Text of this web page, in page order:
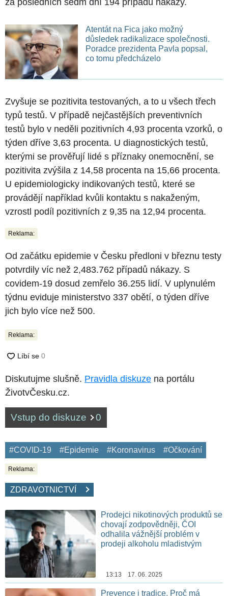
Atentát na Fica jako možný
důsledek radikalizace společnosti.
Poradce prezidenta Pavla popsal,
co tomu předcházelo
Zvyšuje se pozitivita testovaných, a to u všech třech
typů testů. V případě nejčastějších preventivních
testů bylo v neděli pozitivních 4,93 procenta vzorků, o
týden dříve 3,63 procenta. U diagnostických testů,
kterými se prověřují lidé s příznaky onemocnění, se
pozitivita zvýšila z 14,58 procenta na 15,66 procenta.
U epidemiologicky indikovaných testů, které se
provádějí například kvůli kontaktu s nakaženým,
vzrostl podíl pozitivních z 9,35 na 12,94 procenta.
Reklama:
Od začátku epidemie v Česku předloni v březnu testy
potvrdily víc než 2,483.762 případů nákazy. S
covidem-19 dosud zemřelo 36.255 lidí. V uplynulém
týdnu eviduje ministerstvo 337 obětí, o týden dříve
jich bylo více než 500.
Reklama:
Diskutujme slušně. Pravidla diskuze na portálu
ŽivotvČesku.cz.
Vstup do diskuze 0
#COVID-19 #Epidemie #Koronavirus #Očkování
Reklama:
ZDRAVOTNICTVÍ
Prodejci nikotinových produktů se
chovají zodpovědněji, ČOI
odhalila vážnější problém v
prodeji alkoholu mladistvým
13:13 17. 06. 2025
Prevence i tradice. Proč má